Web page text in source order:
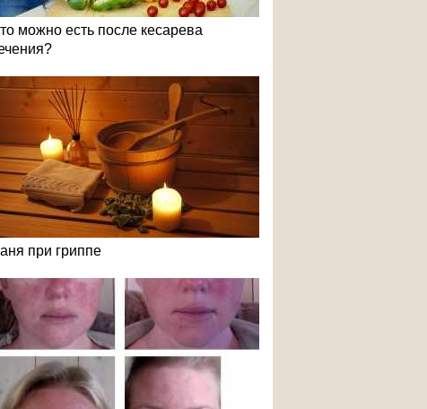
можно есть после кесарева
при гриппе